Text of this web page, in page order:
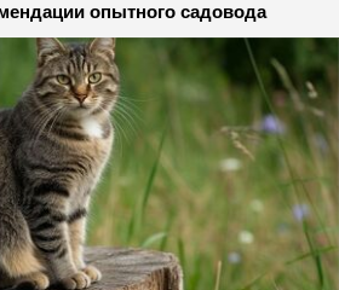
опытного садовода